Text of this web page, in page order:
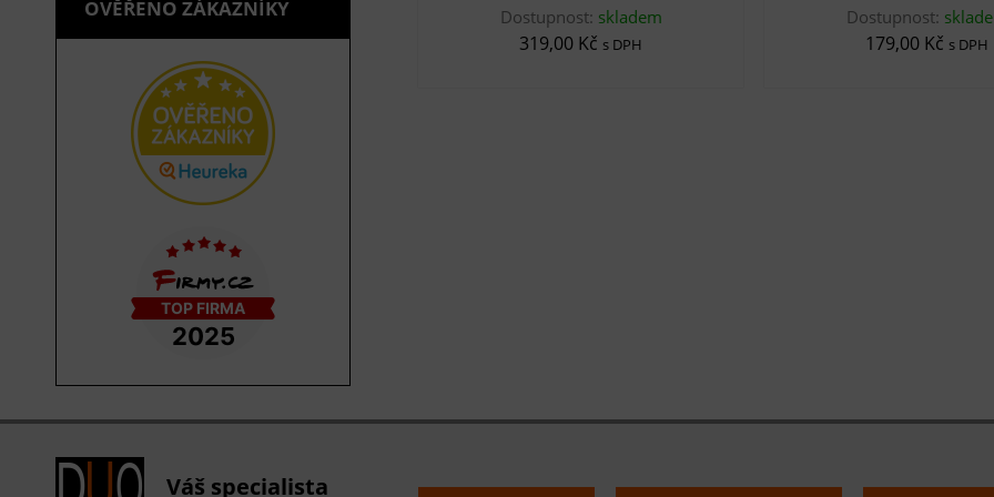
OVĚŘENO ZÁKAZNÍKY Dostupnost: skladem
319,00 Kč s DPH
Dostupnost:
179,00 Kč s DPH
Váš specialista